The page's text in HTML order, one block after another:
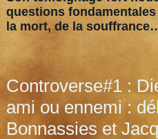
questions
la mort, de la
Controverse#1 :
ami ou ennemi :
Bonnassies et